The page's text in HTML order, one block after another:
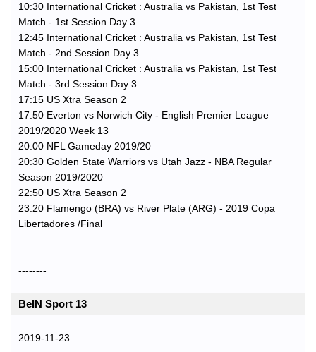
10:30 International Cricket : Australia vs Pakistan, 1st Test
Match - 1st Session Day 3
12:45 International Cricket : Australia vs Pakistan, 1st Test
Match - 2nd Session Day 3
15:00 International Cricket : Australia vs Pakistan, 1st Test
Match - 3rd Session Day 3
17:15 US Xtra Season 2
17:50 Everton vs Norwich City - English Premier League
2019/2020 Week 13
20:00 NFL Gameday 2019/20
20:30 Golden State Warriors vs Utah Jazz - NBA Regular
Season 2019/2020
22:50 US Xtra Season 2
23:20 Flamengo (BRA) vs River Plate (ARG) - 2019 Copa
Libertadores /Final
--------
BeIN Sport 13
2019-11-23